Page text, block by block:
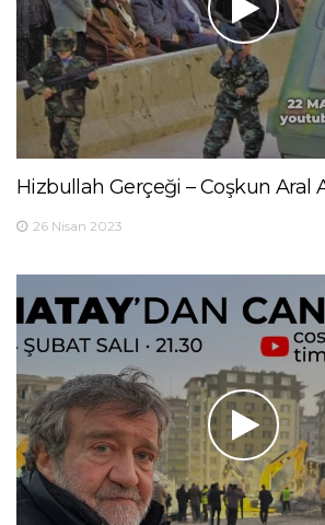
Hizbullah Gerçeği – Coşkun Aral
26 Nisan 2023